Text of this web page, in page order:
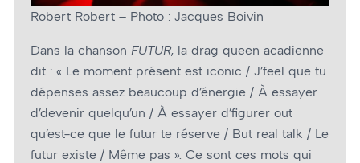
Robert Robert – Photo : Jacques Boivin
Dans la chanson FUTUR, la drag queen acadienne
dit : « Le moment présent est iconic / J’feel que tu
dépenses assez beaucoup d’énergie / À essayer
d’devenir quelqu’un / À essayer d’figurer out
qu’est-ce que le futur te réserve / But real talk / Le
futur existe / Même pas ». Ce sont ces mots qui